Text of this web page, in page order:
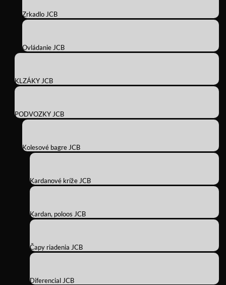
Zrkadlo JCB
Ovládanie JCB
KLZÁKY JCB
PODVOZKY JCB
Kolesové bagre JCB
Kardanové kríže JCB
Kardan, poloos JCB
Čapy riadenia JCB
Diferencial JCB